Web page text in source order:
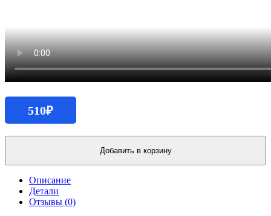
510₽
Количество
Нескучный
презентации
любую
Добавить в корзину
Описание
Детали
Отзывы (0)